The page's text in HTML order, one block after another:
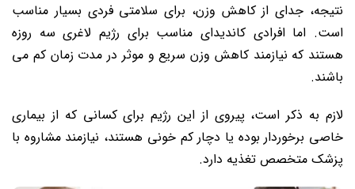
نتیجه، جدای از کاهش وزن، برای سلامتی فردی بسیار مناسب
است. اما افرادی کاندیدای مناسب برای رژیم لاغری سه روزه
هستند که نیازمند کاهش وزن سریع و موثر در مدت زمان کم می
باشند.
لازم به ذکر است، پیروی از این رژیم برای کسانی که از بیماری
خاصی برخوردار بوده یا دچار کم خونی هستند، نیازمند مشاروه با
پزشک متخصص تغذیه دارد.